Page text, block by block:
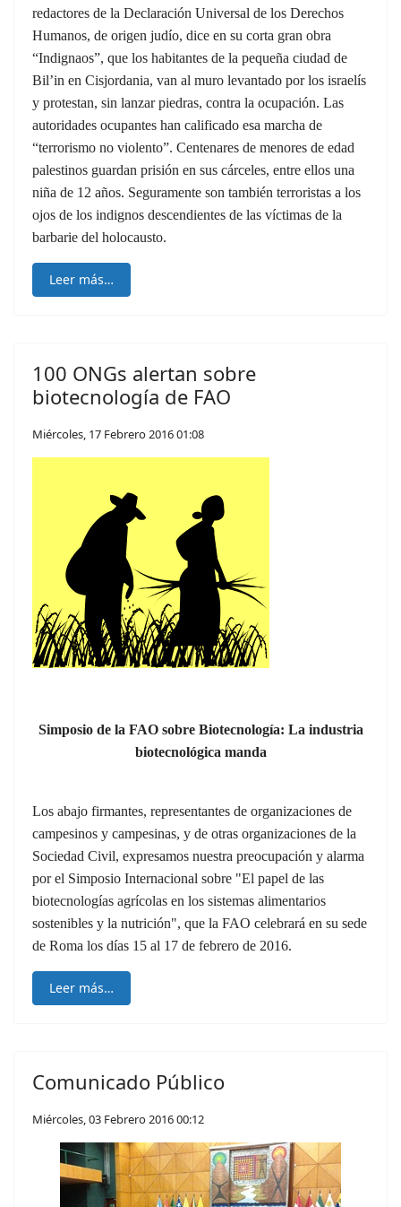
redactores de la Declaración Universal de los Derechos
Humanos, de origen judío, dice en su corta gran obra
“Indignaos”, que los habitantes de la pequeña ciudad de
Bil’in en Cisjordania, van al muro levantado por los israelís
y protestan, sin lanzar piedras, contra la ocupación. Las
autoridades ocupantes han calificado esa marcha de
“terrorismo no violento”. Centenares de menores de edad
palestinos guardan prisión en sus cárceles, entre ellos una
niña de 12 años. Seguramente son también terroristas a los
ojos de los indignos descendientes de las víctimas de la
barbarie del holocausto.
Leer más…
100 ONGs alertan sobre
biotecnología de FAO
Miércoles, 17 Febrero 2016 01:08
Simposio de la FAO sobre Biotecnología: La industria
biotecnológica manda
Los abajo firmantes, representantes de organizaciones de
campesinos y campesinas, y de otras organizaciones de la
Sociedad Civil, expresamos nuestra preocupación y alarma
por el Simposio Internacional sobre "El papel de las
biotecnologías agrícolas en los sistemas alimentarios
sostenibles y la nutrición", que la FAO celebrará en su sede
de Roma los días 15 al 17 de febrero de 2016.
Leer más…
Comunicado Público
Miércoles, 03 Febrero 2016 00:12